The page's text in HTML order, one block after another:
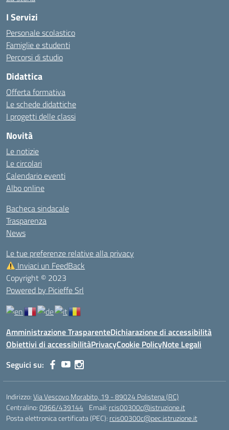
I Servizi
Personale scolastico
Famiglie e studenti
Percorsi di studio
Didattica
Offerta formativa
Le schede didattiche
I progetti delle classi
Novità
Le notizie
Le circolari
Calendario eventi
Albo online
Bacheca sindacale
Trasparenza
News
Le tue preferenze relative alla privacy
Inviaci un FeedBack
Copyright © 2023
Powered by Picieffe Srl
Amministrazione TrasparenteDichiarazione di accessibilità
Obiettivi di accessibilitàPrivacyCookie PolicyNote Legali
Seguici su:
Indirizzo:Via Vescovo Morabito, 19 - 89024 Polistena (RC)
Centralino:0966/439144 Email: rcis00300c@istruzione.it
Posta elettronica certificata (PEC): rcis00300c@pec.istruzione.it